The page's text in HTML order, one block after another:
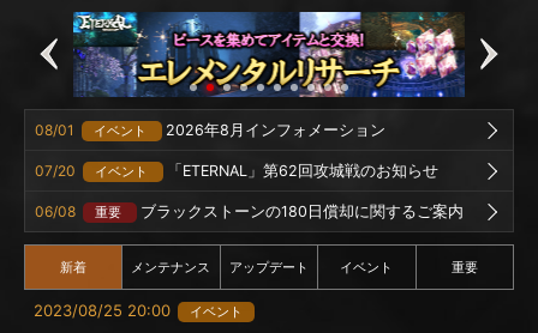
08/01 イベント 2026年8月インフォメーション
07/20 イベント 「ETERNAL」第62回攻城戦のお知らせ
06/08 重要 ブラックストーンの180日償却に関するご案内
新着 メンテナンス アップデート イベント 重要
2023/08/25 20:00 イベント